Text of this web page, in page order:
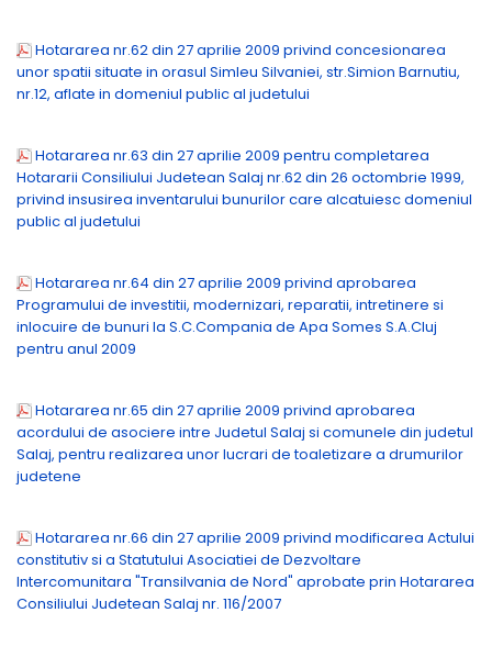
Hotararea nr.62 din 27 aprilie 2009 privind concesionarea
unor spatii situate in orasul Simleu Silvaniei, str.Simion Barnutiu,
nr.12, aflate in domeniul public al judetului
Hotararea nr.63 din 27 aprilie 2009 pentru completarea
Hotararii Consiliului Judetean Salaj nr.62 din 26 octombrie 1999,
privind insusirea inventarului bunurilor care alcatuiesc domeniul
public al judetului
Hotararea nr.64 din 27 aprilie 2009 privind aprobarea
Programului de investitii, modernizari, reparatii, intretinere si
inlocuire de bunuri la S.C.Compania de Apa Somes S.A.Cluj
pentru anul 2009
Hotararea nr.65 din 27 aprilie 2009 privind aprobarea
acordului de asociere intre Judetul Salaj si comunele din judetul
Salaj, pentru realizarea unor lucrari de toaletizare a drumurilor
judetene
Hotararea nr.66 din 27 aprilie 2009 privind modificarea Actului
constitutiv si a Statutului Asociatiei de Dezvoltare
Intercomunitara "Transilvania de Nord" aprobate prin Hotararea
Consiliului Judetean Salaj nr. 116/2007